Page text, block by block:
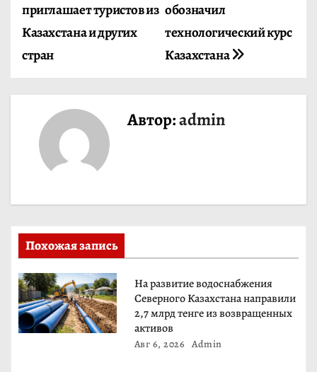
и
г
а
п
о
з
а
п
обозначил
технологический курс
Казахстана
приглашает туристов из
Казахстана и других
стран
Автор:admin
Похожая запись
На развитие водоснабжения
Северного Казахстана направили
2,7 млрд тенге из возвращенных
активов
Авг 6, 2026 Admin